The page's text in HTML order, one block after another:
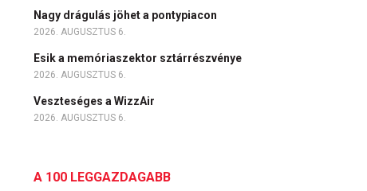
Nagy drágulás jöhet a pontypiacon
2026. AUGUSZTUS 6.
Esik a memóriaszektor sztárrészvénye
2026. AUGUSZTUS 6.
Veszteséges a WizzAir
2026. AUGUSZTUS 6.
A 100 LEGGAZDAGABB